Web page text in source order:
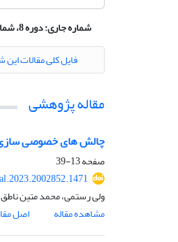
شماره جاری:دوره 8، شماره 27، تابستان 1405، صفحه 1-221 (سال هشتم، شماره بیست و هفتم، تابستان ۱۴۰۵)
فایل کلی مقالات این
مقاله پژوهشی
چالش های خصوصی سازی
صفحه13-39
ولی رستمی، محمد متین
مشاهده مقاله
اصل